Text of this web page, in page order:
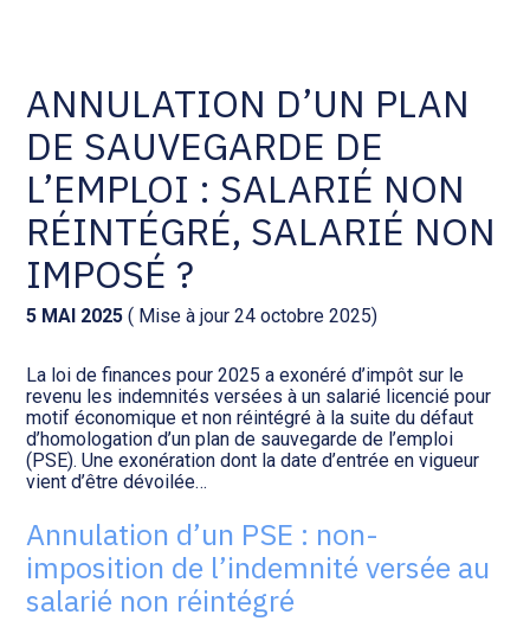
Social et ressources humaines
Assistance juridique
Pilotage d’entreprise
Gestion de patrimoine
Procédures collectives
Transition numérique
Tenue de votre comptabilité :
ACD
Facturation et pilotage :
EVOLIZ
Facturation et pilotage : MEG
Analyse et tableau de bord :
WAIBI
Gérer vos ressources
humaines : SILAE
ANNULATION D’UN PLAN
DE SAUVEGARDE DE
L’EMPLOI : SALARIÉ NON
RÉINTÉGRÉ, SALARIÉ NON
IMPOSÉ ?
5 MAI 2025 ( Mise à jour 24 octobre 2025)
La loi de finances pour 2025 a exonéré d’impôt sur le
revenu les indemnités versées à un salarié licencié pour
motif économique et non réintégré à la suite du défaut
d’homologation d’un plan de sauvegarde de l’emploi
(PSE). Une exonération dont la date d’entrée en vigueur
vient d’être dévoilée…
Annulation d’un PSE : non-
imposition de l’indemnité versée au
salarié non réintégré